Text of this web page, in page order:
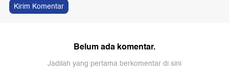
Kirim Komentar
Belum ada komentar.
Jadilah yang pertama berkomentar di sini